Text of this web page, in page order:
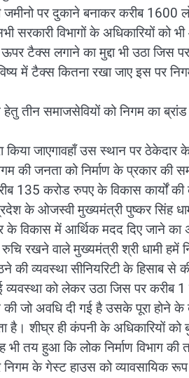
पर दुकाने बनाकर करीब 1600
सरकारी विभागों के अधिकारियों को
टैक्स लगाने का मुद्दा भी उठा
में टैक्स कितना रखा जाए इस पर
तीन समाजसेवियों को निगम का
किया जाएगावहाँ उस स्थान पर ठेकेदार के
की जनता को निर्माण के प्रकार की
135 करोड रुपए के विकास कार्यों
के ओजस्वी मुख्यमंत्री पुष्कर सिंह
के विकास में आर्थिक मदद दिए जाने
रखने वाले मुख्यमंत्री श्री धामी हमें
की व्यवस्था सीनियरिटी के हिसाब से
व्यवस्था को लेकर उठा जिस पर
जो अवधि दी गई है उसके पूरा होने के
है। शीघ्र ही कंपनी के अधिकारियों को
तय हुआ कि लोक निर्माण विभाग की
के गेस्ट हाउस को व्यावसायिक